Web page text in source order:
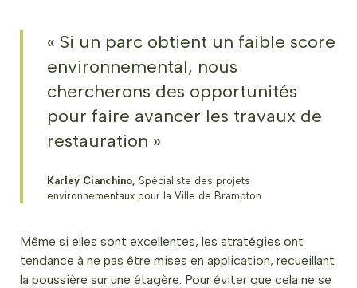
« Si un parc obtient un faible score
environnemental, nous
chercherons des opportunités
pour faire avancer les travaux de
restauration »
Karley Cianchino, Spécialiste des projets
environnementaux pour la Ville de Brampton
Même si elles sont excellentes, les stratégies ont
tendance à ne pas être mises en application, recueillant
la poussière sur une étagère. Pour éviter que cela ne se